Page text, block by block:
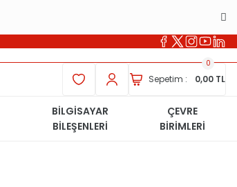
Sepetim : 0,00 TL
0
BİLGİSAYAR
BİLEŞENLERİ
ÇEVRE
BİRİMLERİ